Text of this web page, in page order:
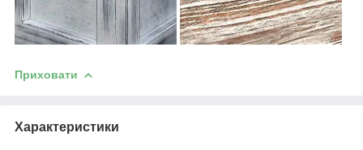
Приховати
Характеристики